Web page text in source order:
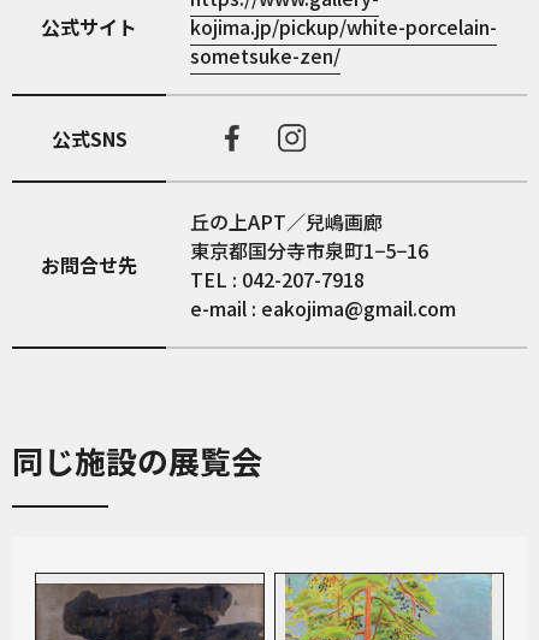
公式サイト
kojima.jp/pickup/white-porcelain-
sometsuke-zen/
公式SNS
お問合せ先
丘の上APT／兒嶋画廊
東京都国分寺市泉町1−5−16
TEL : 042-207-7918
e-mail : eakojima@gmail.com
同じ施設の展覧会